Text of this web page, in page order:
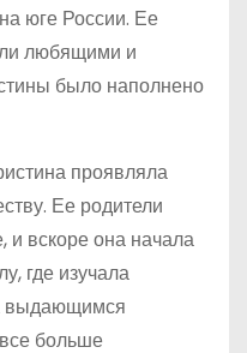
юге России. Ее
любящими и
было наполнено
проявляла
Ее родители
и вскоре она начала
где изучала
выдающимся
больше